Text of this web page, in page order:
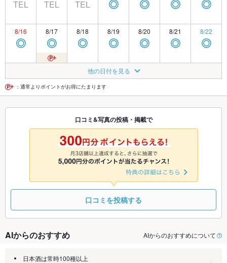
TEL TEL TEL ◎ ◎ ◎ ◎
8/16
◎
8/17
◎
8/18
◎
8/19
◎
8/20
◎
8/21
◎
8/22
◎
◎ ◎
8/25
◎
8/26
◎
8/27
◎ ◎ ◎
8/30 8/31 9/1
◎
9/2
◎
9/3
◎
9/4 9/5
9/8
◎
9/9
◎
9/10
◎
9/11
他の日付を見る
：通常よりポイントがお得にたまります
口コミ&写真の投稿・掲載で
口コミを投稿する
AIからのおすすめ AIからのおすすめについて
日本酒は常時100種以上